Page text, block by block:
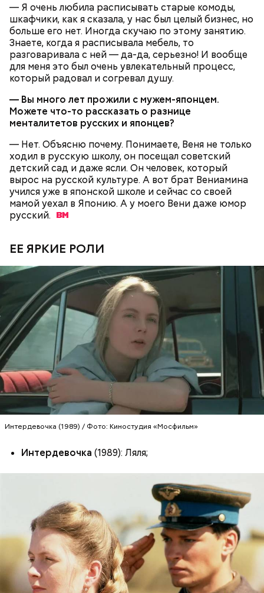
— Я очень любила расписывать старые комоды,
шкафчики, как я сказала, у нас был целый бизнес, но
больше его нет. Иногда скучаю по этому занятию.
Знаете, когда я расписывала мебель, то
разговаривала с ней — да-да, серьезно! И вообще
для меня это был очень увлекательный процесс,
который радовал и согревал душу.
— Вы много лет прожили с мужем-японцем.
Можете что-то рассказать о разнице
менталитетов русских и японцев?
— Нет. Объясню почему. Понимаете, Веня не только
ходил в русскую школу, он посещал советский
детский сад и даже ясли. Он человек, который
вырос на русской культуре. А вот брат Вениамина
учился уже в японской школе и сейчас со своей
мамой уехал в Японию. А у моего Вени даже юмор
русский.
ЕЕ ЯРКИЕ РОЛИ
Интердевочка (1989) / Фото: Киностудия «Мосфильм»
Интердевочка (1989): Ляля;